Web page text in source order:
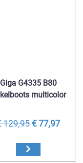
Giga G4335 B80
multicolor
129,95€ 77,97